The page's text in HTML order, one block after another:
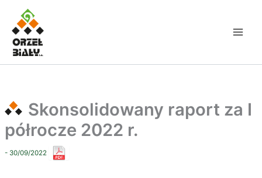
Przejdź
treści
Skonsolidowany raport za I
półrocze 2022 r.
- 30/09/2022